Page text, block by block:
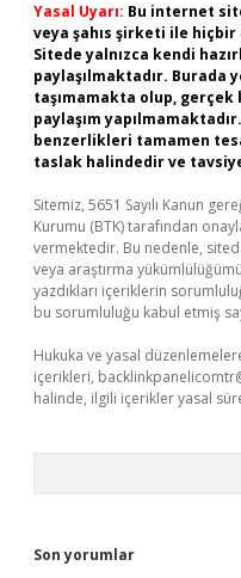
Yasal Uyarı: Bu internet
veya şahıs şirketi ile hiçbir
Sitede yalnızca kendi
paylaşılmaktadır.
taşımamakta olup,
paylaşım
benzerlikleri tamamen
taslak halindedir ve
Sitemiz, 5651 Sayılı Kanun
Kurumu (BTK) tarafından
vermektedir. Bu nedenle,
veya araştırma
yazdıkları içeriklerin
bu sorumluluğu kabul etmiş
Hukuka ve yasal
içerikleri,
halinde, ilgili içerikler yasal
Son yorumlar